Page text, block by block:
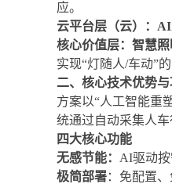
应。
云平台层（云）： AI
核心价值层：智慧照
实现“灯随人/车动”
二、核心技术优势
方案以“人工智能重
统通过自动采集人
四大核心功能
无感节能： AI驱动
极简部署：免配置